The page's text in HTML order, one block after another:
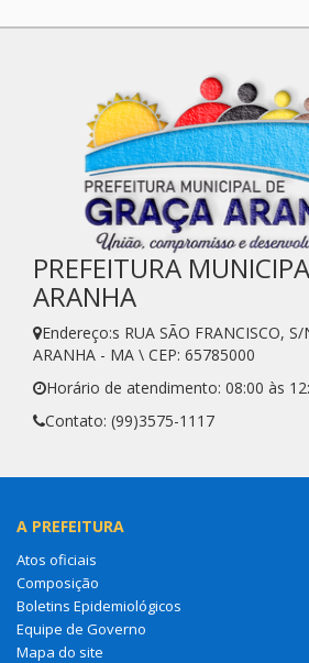
PREFEITURA
ARANHA
Endereço:s RUA SÃO FRANCISCO,
ARANHA - MA \ CEP: 65785000
Horário de atendimento: 08:00 às
Contato: (99)3575-1117
A PREFEITURA
Atos oficiais
Composição
Boletins Epidemiológicos
Equipe de Governo
Mapa do site